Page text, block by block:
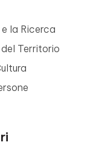
la Ricerca
Territorio